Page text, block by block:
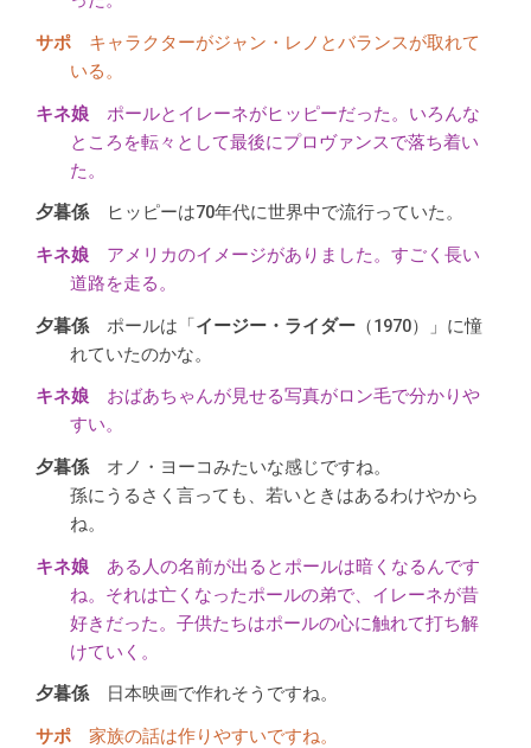
キャラクターがジャン・レノとバランスが取れて
いる。
ポールとイレーネがヒッピーだった。いろんな
ところを転々として最後にプロヴァンスで落ち着い
た。
ヒッピーは70年代に世界中で流行っていた。
アメリカのイメージがありました。すごく長い
道路を走る。
ポールは「イージー・ライダー （1970）」に憧
れていたのかな。
おばあちゃんが見せる写真がロン毛で分かりや
すい。
オノ・ヨーコみたいな感じですね。
孫にうるさく言っても、若いときはあるわけやから
ね。
ある人の名前が出るとポールは暗くなるんです
ね。それは亡くなったポールの弟で、イレーネが昔
好きだった。子供たちはポールの心に触れて打ち解
けていく。
日本映画で作れそうですね。
家族の話は作りやすいですね。